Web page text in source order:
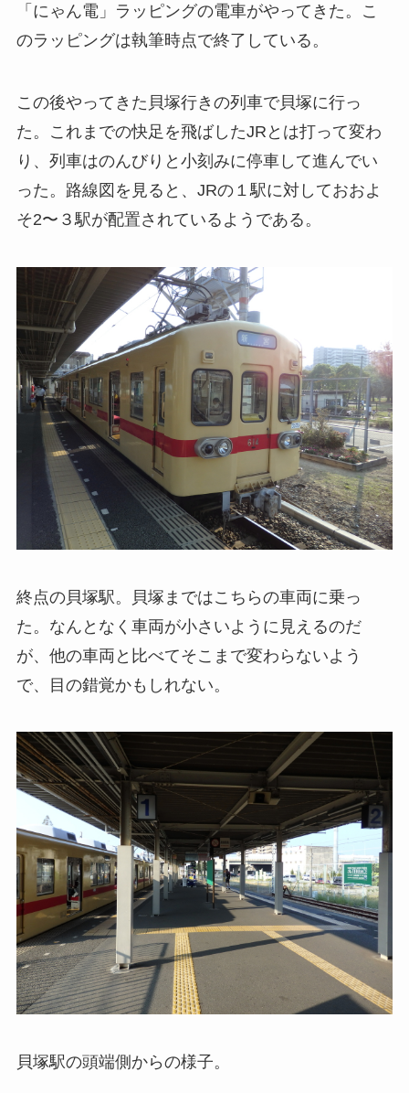
「にゃん電」ラッピングの電車がやってきた。こ
のラッピングは執筆時点で終了している。
この後やってきた貝塚行きの列車で貝塚に行っ
た。これまでの快足を飛ばしたJRとは打って変わ
り、列車はのんびりと小刻みに停車して進んでい
った。路線図を見ると、JRの１駅に対しておおよ
そ2〜３駅が配置されているようである。
終点の貝塚駅。貝塚まではこちらの車両に乗っ
た。なんとなく車両が小さいように見えるのだ
が、他の車両と比べてそこまで変わらないよう
で、目の錯覚かもしれない。
貝塚駅の頭端側からの様子。